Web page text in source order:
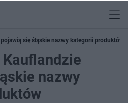
się śląskie nazwy kategorii produktów
nazwy